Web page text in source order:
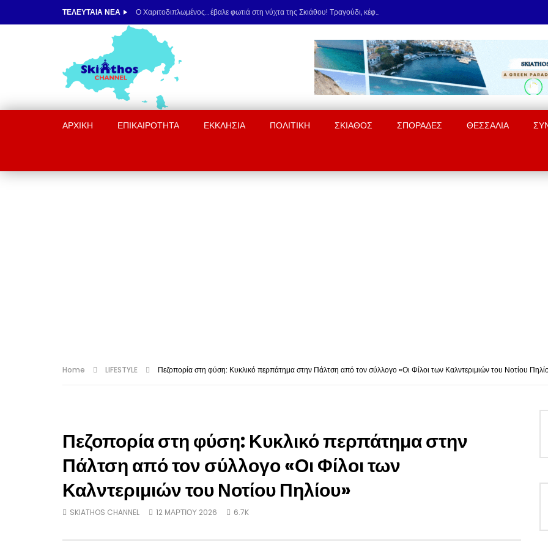
ΤΕΛΕΥΤΑΊΑ ΝΈΑ Ο Χαριτοδιπλωμένος… έβαλε φωτιά στη νύχτα της Σκιάθου! Τραγούδι, κέφι & εκλεκτή παρέα στο Carnayo
ΑΡΧΙΚΉ ΕΠΙΚΑΙΡΟΤΗΤΑ ΕΚΚΛΗΣΙΑ ΠΟΛΙΤΙΚΗ ΣΚΙΑΘΟΣ ΣΠΟΡΑΔΕΣ ΘΕΣΣΑΛΙΑ
Home LIFESTYLE Πεζοπορία στη φύση: Κυκλικό περπάτημα στην Πάλτση από τον σύλλογο «Οι Φίλοι των Καλντεριμιών του Νοτίου
Πεζοπορία στη φύση: Κυκλικό περπάτημα στην
Πάλτση από τον σύλλογο «Οι Φίλοι των
Καλντεριμιών του Νοτίου Πηλίου»
SKIATHOS CHANNEL 12 ΜΑΡΤΊΟΥ 2026 6.7K